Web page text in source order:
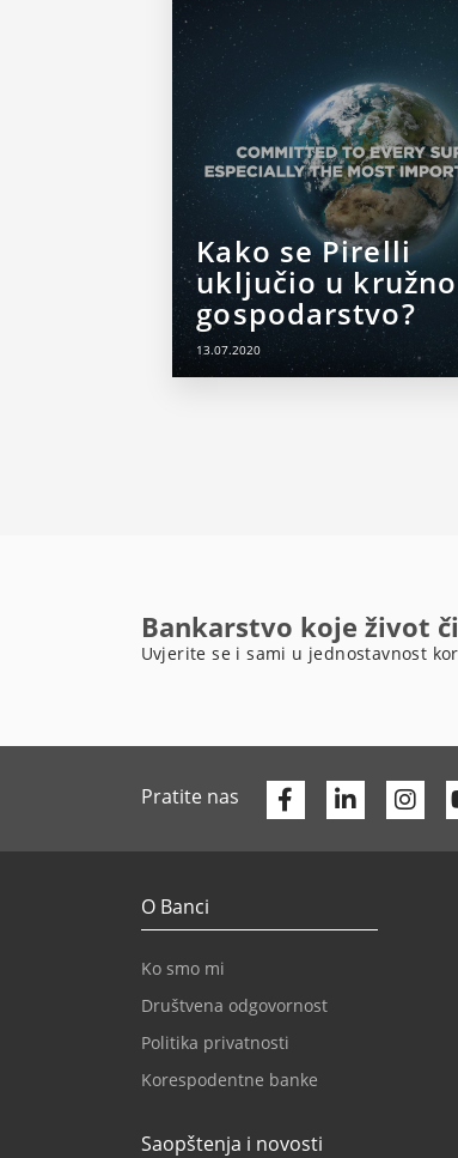
Kako se Pirelli
uključio u kružno
gospodarstvo?
13.07.2020
Bankarstvo koje život
Uvjerite se i sami u jednostavnost
Pratite nas Facebook
Linkedin
O Banci
Ko smo mi
Društvena odgovornost
Politika privatnosti
Korespodentne banke
Saopštenja i novosti